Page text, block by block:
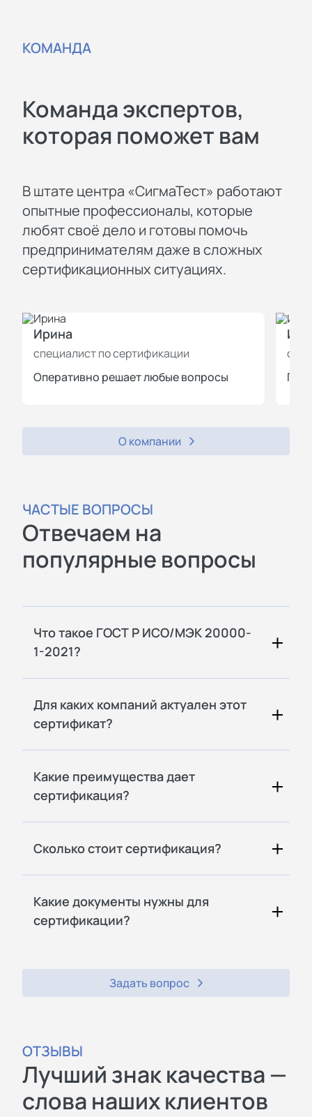
КОМАНДА
Команда экспертов,
которая поможет вам
В штате центра «СигмаТест» работают
опытные профессионалы, которые
любят своё дело и готовы помочь
предпринимателям даже в сложных
сертификационных ситуациях.
Ирина
специалист по сертификации
Оперативно решает любые вопросы
О компании
ЧАСТЫЕ ВОПРОСЫ
Отвечаем на
популярные вопросы
Что такое ГОСТ Р ИСО/МЭК 20000-
1-2021?
Для каких компаний актуален этот
сертификат?
Какие преимущества дает
сертификация?
Сколько стоит сертификация?
Какие документы нужны для
сертификации?
Задать вопрос
ОТЗЫВЫ
Лучший знак качества —
слова наших клиентов